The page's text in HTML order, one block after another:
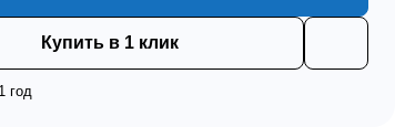
Купить в 1 клик
год